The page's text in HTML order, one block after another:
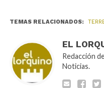
TEMAS RELACIONADOS:
EL
Redacción
Noticias.